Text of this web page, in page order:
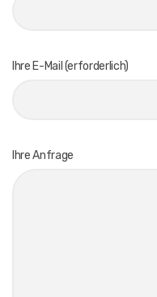
Ihre E-Mail (erforderlich)
Ihre Anfrage